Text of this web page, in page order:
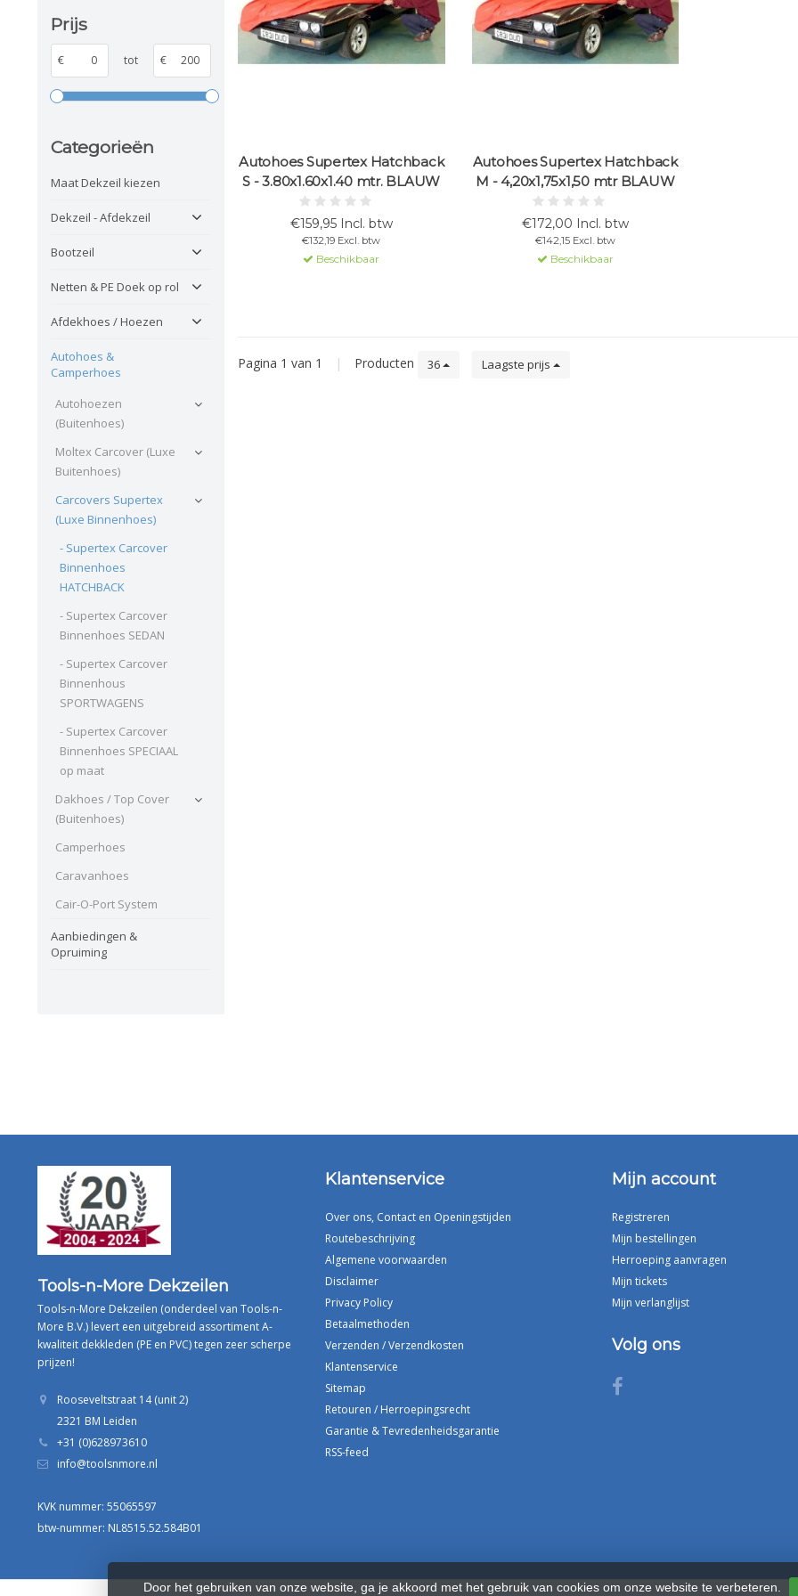
Prijs
€ tot €
Categorieën
Maat Dekzeil kiezen
Dekzeil - Afdekzeil
Bootzeil
Netten & PE Doek op rol
Afdekhoes / Hoezen
Autohoes &
Camperhoes
Autohoezen
(Buitenhoes)
Moltex Carcover (Luxe
Buitenhoes)
Carcovers Supertex
(Luxe Binnenhoes)
- Supertex Carcover
Binnenhoes
HATCHBACK
- Supertex Carcover
Binnenhoes SEDAN
- Supertex Carcover
Binnenhous
SPORTWAGENS
- Supertex Carcover
Binnenhoes SPECIAAL
op maat
Dakhoes / Top Cover
(Buitenhoes)
Camperhoes
Caravanhoes
Cair-O-Port System
Aanbiedingen &
Opruiming
Autohoes Supertex Hatchback
S - 3.80x1.60x1.40 mtr. BLAUW
€159,95 Incl. btw
€132,19 Excl. btw
Beschikbaar
Autohoes Supertex Hatchback
M - 4,20x1,75x1,50 mtr BLAUW
€172,00 Incl. btw
€142,15 Excl. btw
Beschikbaar
Pagina 1 van 1 | Producten 36 Laagste prijs
Tools-n-More Dekzeilen
Tools-n-More Dekzeilen (onderdeel van Tools-n-
More B.V.) levert een uitgebreid assortiment A-
kwaliteit dekkleden (PE en PVC) tegen zeer scherpe
prijzen!
Rooseveltstraat 14 (unit 2)
2321 BM Leiden
+31 (0)628973610
info@toolsnmore.nl
KVK nummer: 55065597
btw-nummer: NL8515.52.584B01
Klantenservice
Over ons, Contact en Openingstijden
Routebeschrijving
Algemene voorwaarden
Disclaimer
Privacy Policy
Betaalmethoden
Verzenden / Verzendkosten
Klantenservice
Sitemap
Retouren / Herroepingsrecht
Garantie & Tevredenheidsgarantie
RSS-feed
Mijn account
Registreren
Mijn bestellingen
Herroeping aanvragen
Mijn tickets
Mijn verlanglijst
Volg ons
Door het gebruiken van onze website, ga je akkoord met het gebruik van cookies om onze website te verbeteren.